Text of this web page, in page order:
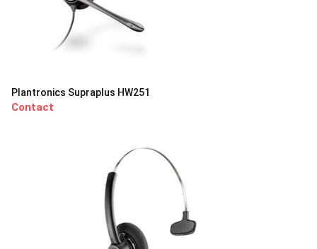
Plantronics Supraplus HW251
Contact